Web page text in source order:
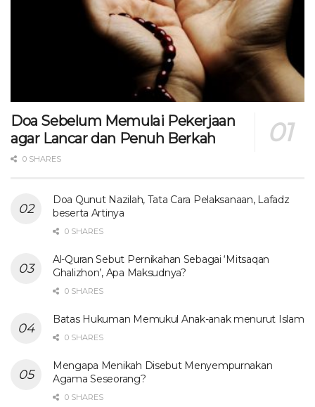
Doa Sebelum Memulai Pekerjaan
agar Lancar dan Penuh Berkah
0 SHARES
Doa Qunut Nazilah, Tata Cara Pelaksanaan, Lafadz
beserta Artinya
0 SHARES
Al-Quran Sebut Pernikahan Sebagai ‘Mitsaqan
Ghalizhon’, Apa Maksudnya?
0 SHARES
Batas Hukuman Memukul Anak-anak menurut Islam
0 SHARES
Mengapa Menikah Disebut Menyempurnakan
Agama Seseorang?
0 SHARES